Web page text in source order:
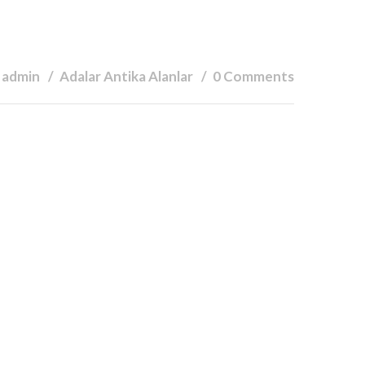
Adalar Antika Alanlar 0 Comments